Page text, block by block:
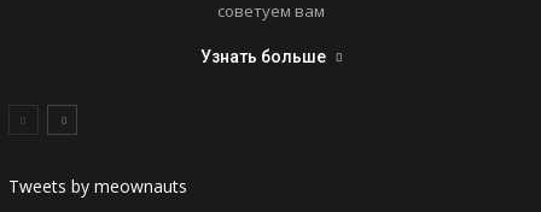
советуем вам
Узнать больше
Tweets by meownauts